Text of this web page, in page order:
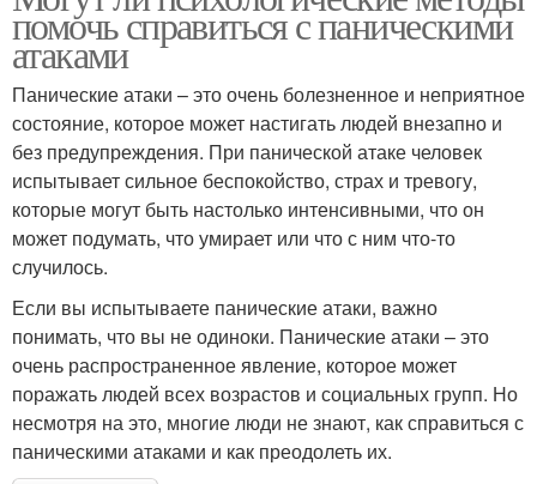
помочь справиться с паническими
атаками
Панические атаки – это очень болезненное и неприятное
состояние, которое может настигать людей внезапно и
без предупреждения. При панической атаке человек
испытывает сильное беспокойство, страх и тревогу,
которые могут быть настолько интенсивными, что он
может подумать, что умирает или что с ним что-то
случилось.
Если вы испытываете панические атаки, важно
понимать, что вы не одиноки. Панические атаки – это
очень распространенное явление, которое может
поражать людей всех возрастов и социальных групп. Но
несмотря на это, многие люди не знают, как справиться с
паническими атаками и как преодолеть их.